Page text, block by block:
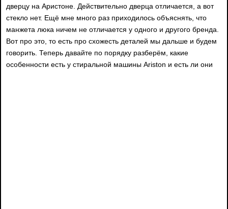
дверцу на Аристоне. Действительно дверца отличается, а вот
стекло нет. Ещё мне много раз приходилось объяснять, что
манжета люка ничем не отличается у одного и другого бренда.
Вот про это, то есть про схожесть деталей мы дальше и будем
говорить. Теперь давайте по порядку разберём, какие
особенности есть у стиральной машины Ariston и есть ли они